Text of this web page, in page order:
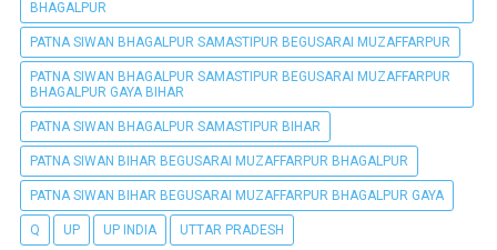
BHAGALPUR
PATNA SIWAN BHAGALPUR SAMASTIPUR BEGUSARAI MUZAFFARPUR
PATNA SIWAN BHAGALPUR SAMASTIPUR BEGUSARAI MUZAFFARPUR
BHAGALPUR GAYA BIHAR
PATNA SIWAN BHAGALPUR SAMASTIPUR BIHAR
PATNA SIWAN BIHAR BEGUSARAI MUZAFFARPUR BHAGALPUR
PATNA SIWAN BIHAR BEGUSARAI MUZAFFARPUR BHAGALPUR GAYA
Q UP UP INDIA UTTAR PRADESH